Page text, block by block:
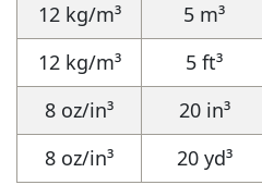
12 kg/m³
5 m³
12 kg/m³
5 ft³
8 oz/in³
20 in³
8 oz/in³
20 yd³